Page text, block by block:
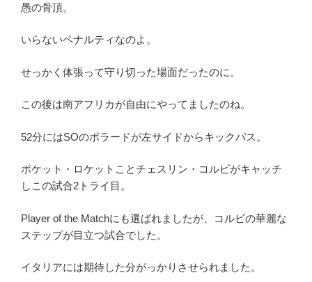
愚の骨頂。
いらないペナルティなのよ。
せっかく体張って守り切った場面だったのに。
この後は南アフリカが自由にやってましたのね。
52分にはSOのポラードが左サイドからキックパス。
ポケット・ロケットことチェスリン・コルビがキャッチ
しこの試合2トライ目。
Player of the Matchにも選ばれましたが、コルビの華麗な
ステップが目立つ試合でした。
イタリアには期待した分がっかりさせられました。